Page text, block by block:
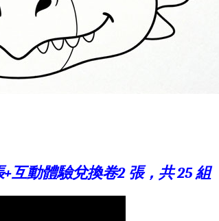
互動體驗兌換卷2 張，共 25 組